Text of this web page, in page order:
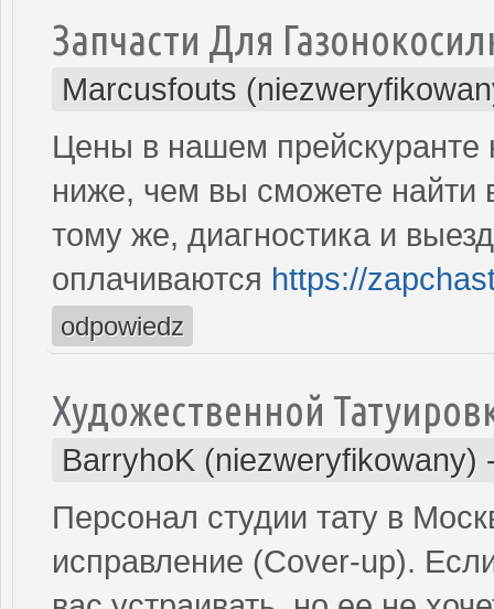
Запчасти Для
Marcusfouts
Цены в нашем прейскуранте
ниже, чем вы сможете найти
тому же, диагностика и
оплачиваются https://
odpowiedz
Художественной
BarryhoK (niezweryfikowany)
Персонал студии тату в
исправление (Cover-up).